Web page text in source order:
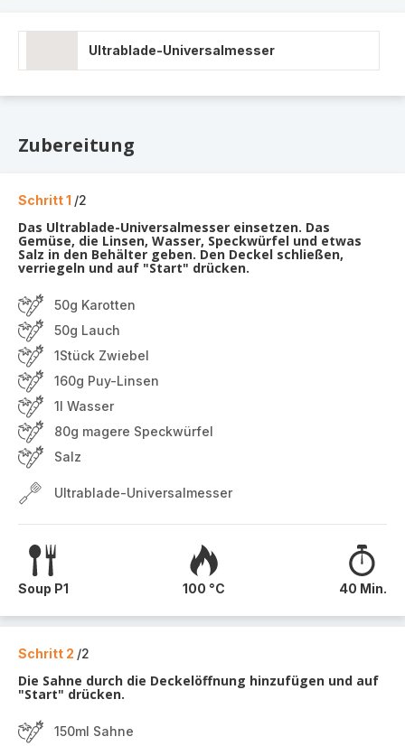
Ultrablade-Universalmesser
Zubereitung
Schritt 1 /2
Das Ultrablade-Universalmesser einsetzen. Das
Gemüse, die Linsen, Wasser, Speckwürfel und etwas
Salz in den Behälter geben. Den Deckel schließen,
verriegeln und auf "Start" drücken.
50g Karotten
50g Lauch
1Stück Zwiebel
160g Puy-Linsen
1l Wasser
80g magere Speckwürfel
Salz
Ultrablade-Universalmesser
Soup P1 100 °C 40 Min.
Schritt 2 /2
Die Sahne durch die Deckelöffnung hinzufügen und auf
"Start" drücken.
150ml Sahne